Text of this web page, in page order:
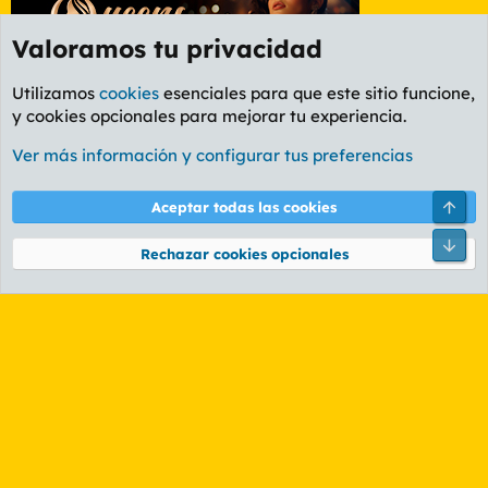
Foro General
Cookies
PL OLDSTYLE AMARILLO
Términos y reglas Política de privacidad Ayuda
Community platform by XenForo® © 2010-2026 XenForo Ltd.
Valoramos tu privacidad
Utilizamos cookies esenciales para que este sitio funcione,
y cookies opcionales para mejorar tu experiencia.
Ver más información y configurar tus preferencias
Aceptar todas las cookies
Rechazar cookies opcionales
Pie